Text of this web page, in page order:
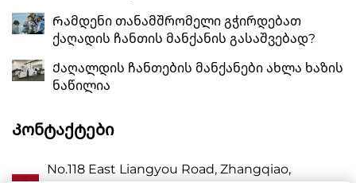
Რამდენი თანამშრომელი გჭირდებათ
ქაღადის ჩანთის მანქანის გასაშვებად?
Ქაღალდის ჩანთების მანქანები ახლა ხაზის
ნაწილია
Კონტაქტები
No.118 East Liangyou Road, Zhangqiao,